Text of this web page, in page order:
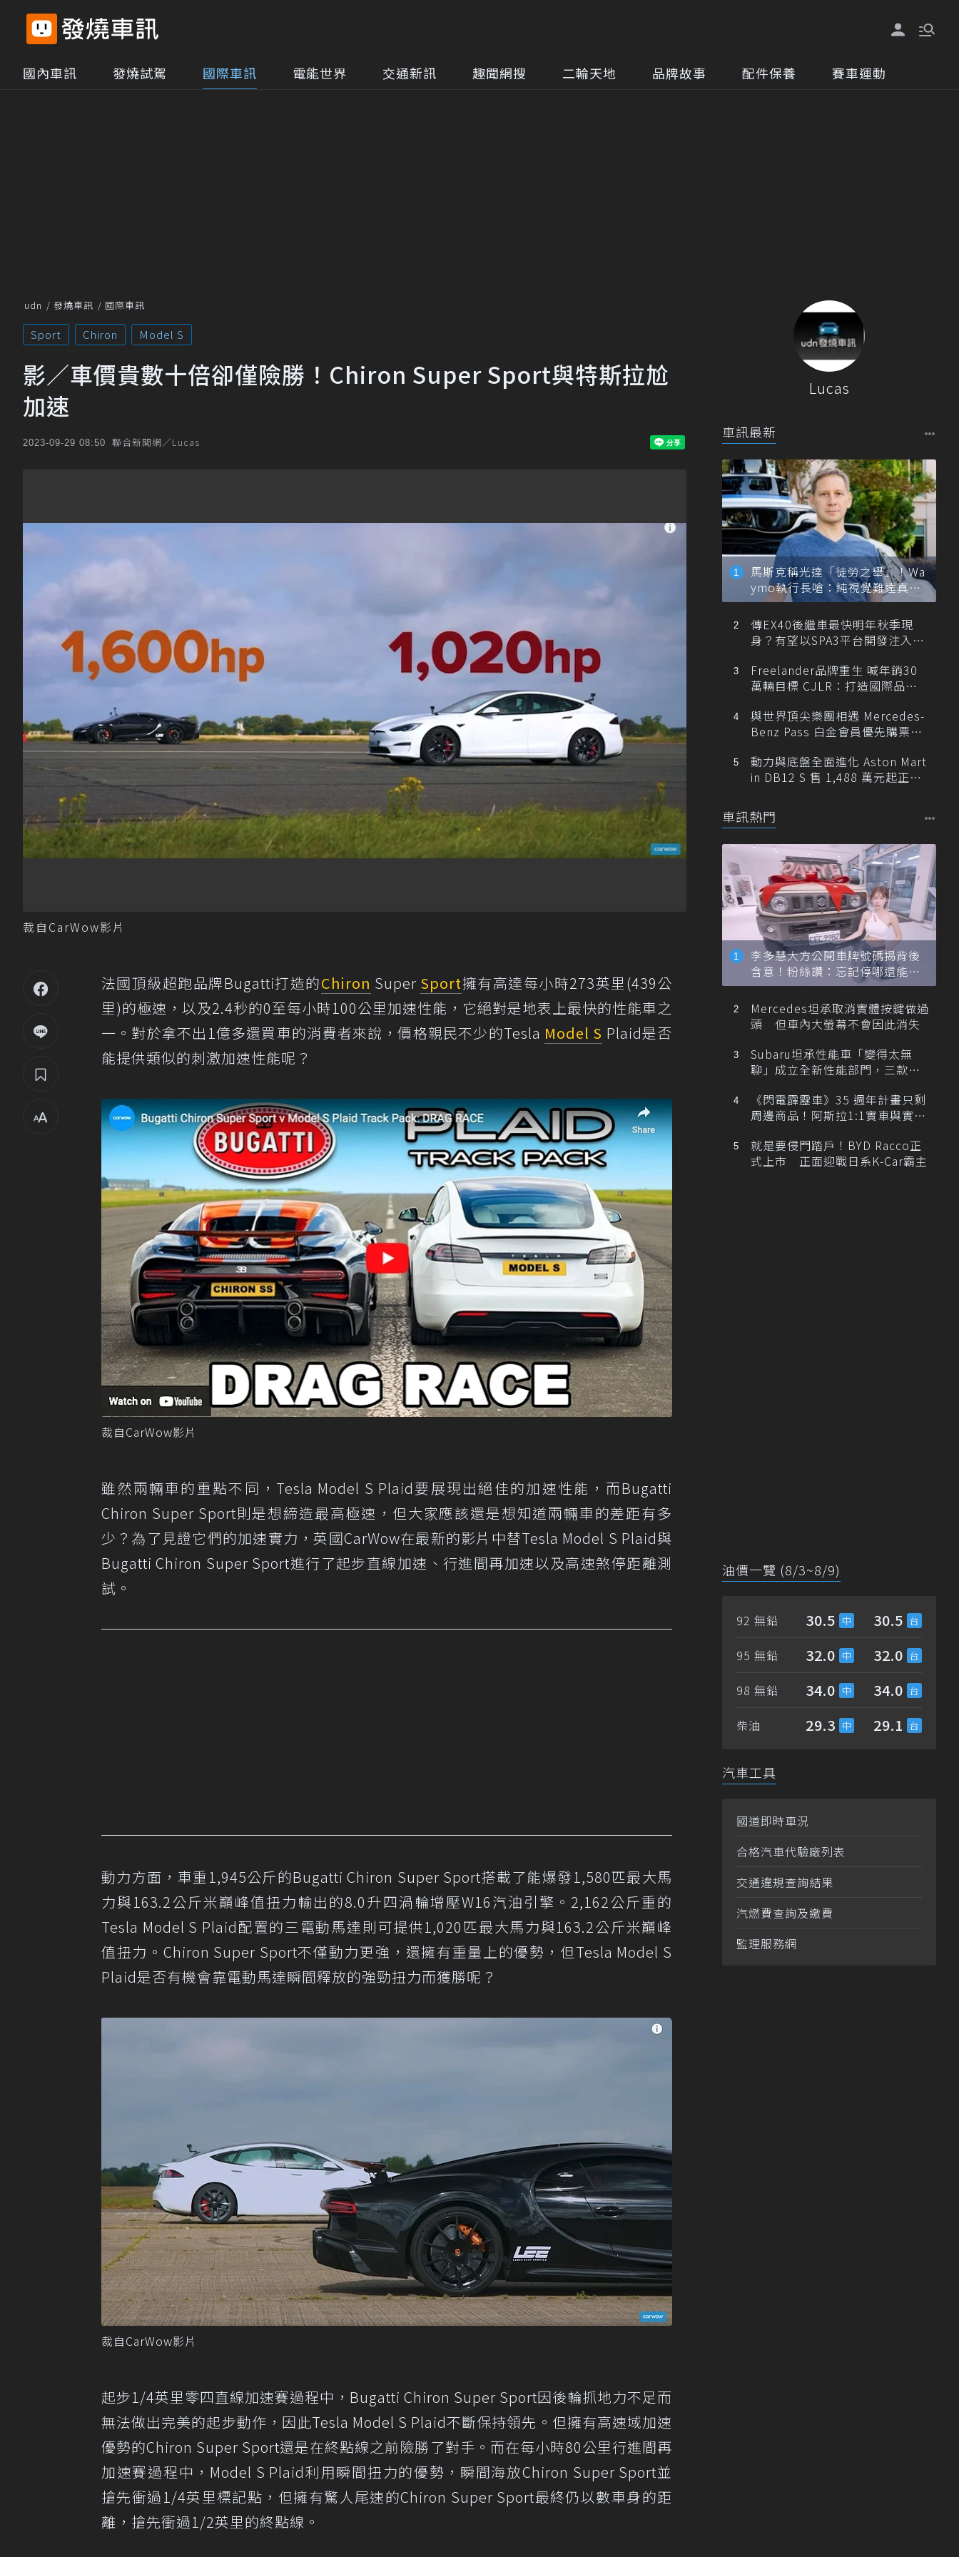
國內車訊 發燒試駕 國際車訊 電能世界 交通新訊 趣聞網搜 二輪天地 品牌故事 配件保養 賽車運動
udn 發燒車訊 國際車訊
Sport Chiron Model S
影／車價貴數十倍卻僅險勝！Chiron Super Sport與特斯拉尬
加速
2023-09-29 08:50 聯合新聞網／Lucas
裁自CarWow影片
法國頂級超跑品牌Bugatti打造的Chiron Super Sport擁有高達每小時273英里(439公
里)的極速，以及2.4秒的0至每小時100公里加速性能，它絕對是地表上最快的性能車之
一。對於拿不出1億多還買車的消費者來說，價格親民不少的Tesla Model S Plaid是否
能提供類似的刺激加速性能呢？
裁自CarWow影片
雖然兩輛車的重點不同，Tesla Model S Plaid要展現出絕佳的加速性能，而Bugatti
Chiron Super Sport則是想締造最高極速，但大家應該還是想知道兩輛車的差距有多
少？為了見證它們的加速實力，英國CarWow在最新的影片中替Tesla Model S Plaid與
Bugatti Chiron Super Sport進行了起步直線加速、行進間再加速以及高速煞停距離測
試。
動力方面，車重1,945公斤的Bugatti Chiron Super Sport搭載了能爆發1,580匹最大馬
力與163.2公斤米巔峰值扭力輸出的8.0升四渦輪增壓W16汽油引擎。2,162公斤重的
Tesla Model S Plaid配置的三電動馬達則可提供1,020匹最大馬力與163.2公斤米巔峰
值扭力。Chiron Super Sport不僅動力更強，還擁有重量上的優勢，但Tesla Model S
Plaid是否有機會靠電動馬達瞬間釋放的強勁扭力而獲勝呢？
裁自CarWow影片
起步1/4英里零四直線加速賽過程中，Bugatti Chiron Super Sport因後輪抓地力不足而
無法做出完美的起步動作，因此Tesla Model S Plaid不斷保持領先。但擁有高速域加速
優勢的Chiron Super Sport還是在終點線之前險勝了對手。而在每小時80公里行進間再
加速賽過程中，Model S Plaid利用瞬間扭力的優勢，瞬間海放Chiron Super Sport並
搶先衝過1/4英里標記點，但擁有驚人尾速的Chiron Super Sport最終仍以數車身的距
離，搶先衝過1/2英里的終點線。
Lucas
車訊最新
馬斯克稱光達「徒勞之舉」！Wa
ymo執行長嗆：純視覺難達真正
自動駕駛
傳EX40後繼車最快明年秋季現
身？有望以SPA3平台開發注入80
Freelander品牌重生 喊年銷30
萬輛目標 CJLR：打造國際品牌
與世界頂尖樂團相遇 Mercedes-
Benz Pass 白金會員優先購票維
動力與底盤全面進化 Aston Mart
in DB12 S 售 1,488 萬元起正式
車訊熱門
李多慧大方公開車牌號碼揭背後
含意！粉絲讚：忘記停哪還能幫
忙找車
Mercedes坦承取消實體按鍵做過
頭 但車內大螢幕不會因此消失
Subaru坦承性能車「變得太無
聊」成立全新性能部門，三款手
《閃電霹靂車》35 週年計畫只剩
周邊商品！阿斯拉1:1實車與實體
就是要侵門踏戶！BYD Racco正
式上市 正面迎戰日系K-Car霸主
油價一覽 (8/3~8/9)
92 無鉛 30.5 30.5
95 無鉛 32.0 32.0
98 無鉛 34.0 34.0
柴油 29.3 29.1
汽車工具
國道即時車況
合格汽車代驗廠列表
交通違規查詢結果
汽燃費查詢及繳費
監理服務網